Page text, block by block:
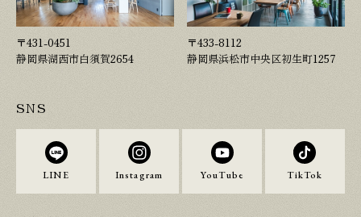
〒431-0451
静岡県湖西市白須賀2654
〒433-8112
静岡県浜松市中央区初生町1257
SNS
LINE Instagram YouTube TikTok